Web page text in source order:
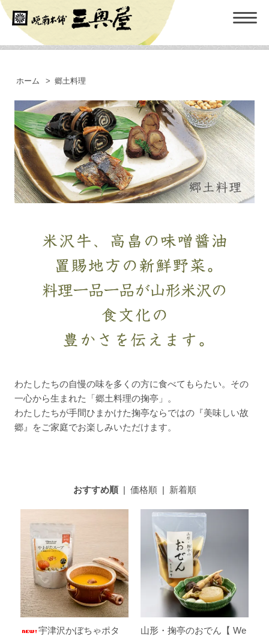
ホーム > 郷土料理
わたしたちの自慢の味を多くの方に食べてもらたい。その
一心から生まれた「郷土料理の掬亭」。
わたしたちが手間ひまかけた掬亭ならではの『美味しい故
郷』をご家庭でお楽しみいただけます。
おすすめ順| 価格順| 新着順
宇津沢かぼちゃポタ
山形・掬亭のおでん【 We